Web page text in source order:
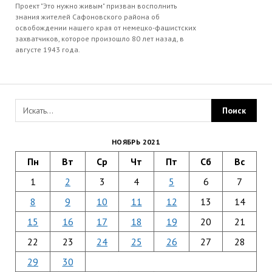
Проект "Это нужно живым" призван восполнить
знания жителей Сафоновского района об
освобождении нашего края от немецко-фашистских
захватчиков, которое произошло 80 лет назад, в
августе 1943 года.
НОЯБРЬ 2021
Пн Вт Ср Чт Пт Сб Вс
1 2 3 4 5 6
7
8
9 10 11 12 13
14
15
16 17 18 19 20
21
22
23 24 25 26 27
28
29
30